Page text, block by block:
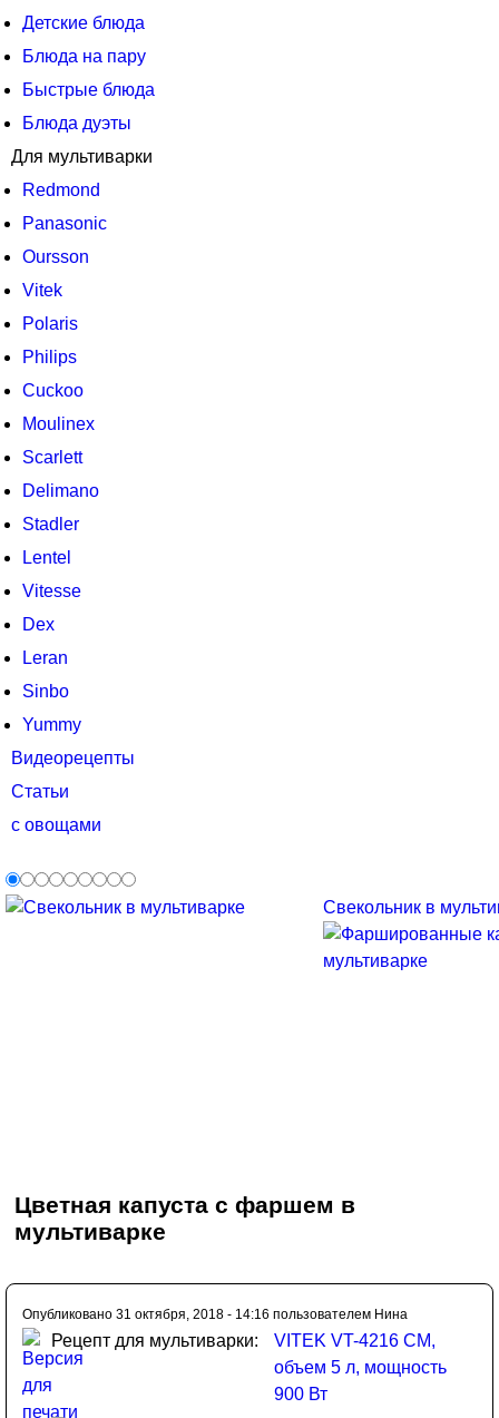
Детские блюда
Блюда на пару
Быстрые блюда
Блюда дуэты
Для мультиварки
Redmond
Panasonic
Oursson
Vitek
Polaris
Philips
Cuckoo
Moulinex
Scarlett
Delimano
Stadler
Lentel
Vitesse
Dex
Leran
Sinbo
Yummy
Видеорецепты
Статьи
с овощами
Свекольник в
Цветная капуста с фаршем в
мультиварке
Опубликовано 31 октября, 2018 - 14:16 пользователем Нина
Рецепт для мультиварки:
VITEK VT-4216 CM,
объем 5 л, мощность
900 Вт